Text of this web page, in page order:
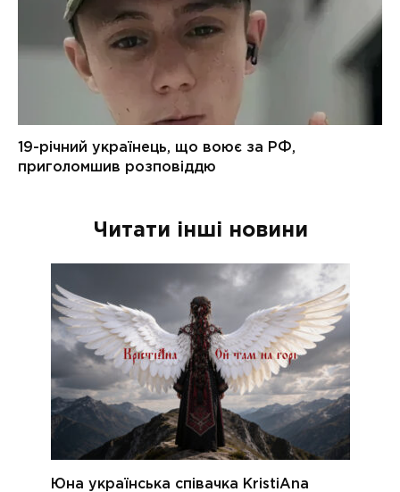
Читати інші новини
Юна українська співачка KristiAna